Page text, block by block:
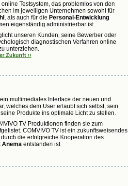
online Testsystem, das problemlos von den
im jeweiligen Unternehmen sowohl für
, als auch für die Personal-Entwicklung
eigenständig administrierbar ist.
unseren Kunden, seine Bewerber oder
diagnostischen Verfahren online
unterziehen.
Zukunft ››
multimediales Interface der neuen und
welches dem User erlaubt sich selbst, sein
Produkte ins optimale Licht zu stellen.
TV Produktionen finden sie zum
COMVIVO TV ist ein zukunftsweisendes
die erfolgreiche Kooperation des
Anemaentstanden ist.